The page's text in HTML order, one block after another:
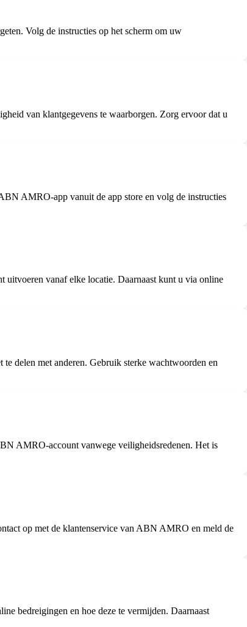
Volg de instructies op het scherm om uw
van klantgegevens te waarborgen. Zorg ervoor dat u
AMRO-app vanuit de app store en volg de instructies
vanaf elke locatie. Daarnaast kunt u via online
delen met anderen. Gebruik sterke wachtwoorden en
AMRO-account vanwege veiligheidsredenen. Het is
op met de klantenservice van ABN AMRO en meld de
bedreigingen en hoe deze te vermijden. Daarnaast